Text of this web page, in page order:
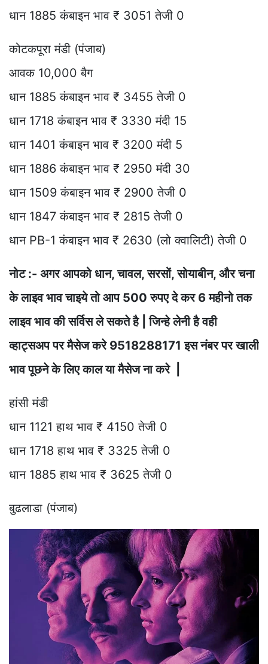
धान 1885 कंबाइन भाव ₹ 3051 तेजी 0
कोटकपूरा मंडी (पंजाब)
आवक 10,000 बैग
धान 1885 कंबाइन भाव ₹ 3455 तेजी 0
धान 1718 कंबाइन भाव ₹ 3330 मंदी 15
धान 1401 कंबाइन भाव ₹ 3200 मंदी 5
धान 1886 कंबाइन भाव ₹ 2950 मंदी 30
धान 1509 कंबाइन भाव ₹ 2900 तेजी 0
धान 1847 कंबाइन भाव ₹ 2815 तेजी 0
धान PB-1 कंबाइन भाव ₹ 2630 (लो क्वालिटी) तेजी 0
नोट :- अगर आपको धान, चावल, सरसों, सोयाबीन, और चना
के लाइव भाव चाइये तो आप 500 रुपए दे कर 6 महीनो तक
लाइव भाव की सर्विस ले सकते है | जिन्हे लेनी है वही
व्हाट्सअप पर मैसेज करे 9518288171 इस नंबर पर खाली
भाव पूछने के लिए काल या मैसेज ना करे |
हांसी मंडी
धान 1121 हाथ भाव ₹ 4150 तेजी 0
धान 1718 हाथ भाव ₹ 3325 तेजी 0
धान 1885 हाथ भाव ₹ 3625 तेजी 0
बुढलाडा (पंजाब)